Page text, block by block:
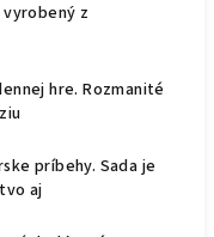
z
hre. Rozmanité
príbehy. Sada je
aj